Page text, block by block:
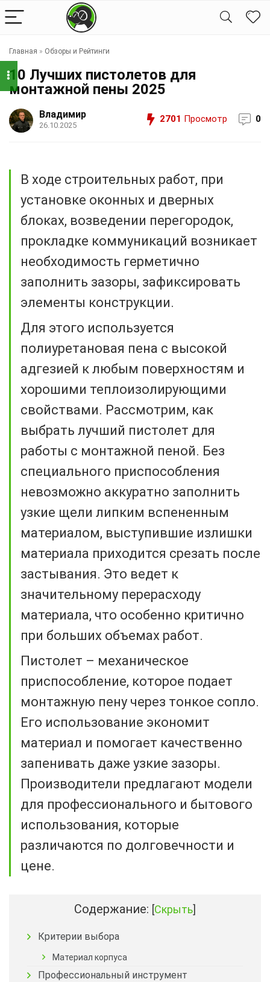
Главная » Обзоры и Рейтинги
10 Лучших пистолетов для
монтажной пены 2025
Владимир
26.10.2025
2701 Просмотр 0
В ходе строительных работ, при
установке оконных и дверных
блоках, возведении перегородок,
прокладке коммуникаций возникает
необходимость герметично
заполнить зазоры, зафиксировать
элементы конструкции.
Для этого используется
полиуретановая пена с высокой
адгезией к любым поверхностям и
хорошими теплоизолирующими
свойствами. Рассмотрим, как
выбрать лучший пистолет для
работы с монтажной пеной. Без
специального приспособления
невозможно аккуратно заполнить
узкие щели липким вспененным
материалом, выступившие излишки
материала приходится срезать после
застывания. Это ведет к
значительному перерасходу
материала, что особенно критично
при больших объемах работ.
Пистолет – механическое
приспособление, которое подает
монтажную пену через тонкое сопло.
Его использование экономит
материал и помогает качественно
запенивать даже узкие зазоры.
Производители предлагают модели
для профессионального и бытового
использования, которые
различаются по долговечности и
цене.
Содержание: [Скрыть]
Критерии выбора
Материал корпуса
Профессиональный инструмент